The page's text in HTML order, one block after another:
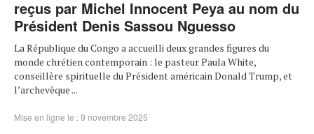
reçus par Michel Innocent Peya au nom du
Président Denis Sassou Nguesso
La République du Congo a accueilli deux grandes figures du
monde chrétien contemporain : le pasteur Paula White,
conseillère spirituelle du Président américain Donald Trump, et
l’archevêque ...
Mise en ligne le : 9 novembre 2025